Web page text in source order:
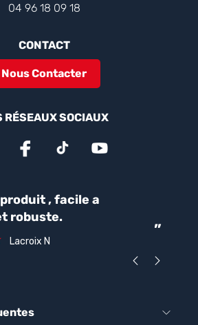
04 96 18 09 18
CONTACT
Nous Contacter
RÉSEAUX SOCIAUX
”
robuste.
Lacroix N